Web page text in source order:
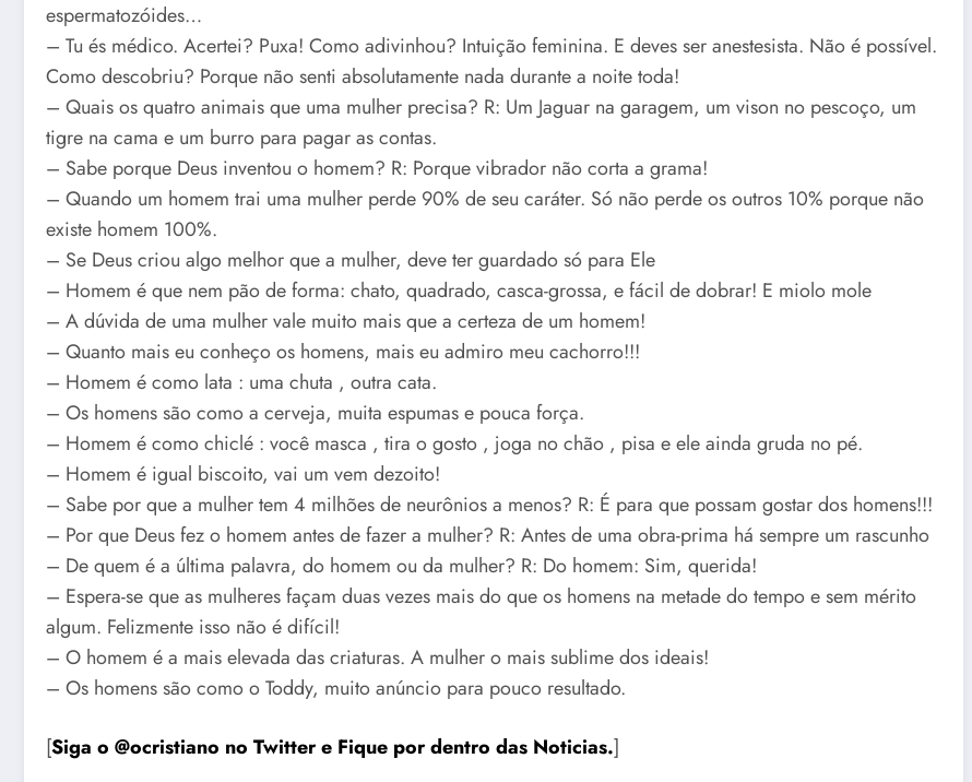
espermatozóides…
– Tu és médico. Acertei? Puxa! Como adivinhou? Intuição feminina. E deves ser anestesista. Não é possível.
Como descobriu? Porque não senti absolutamente nada durante a noite toda!
– Quais os quatro animais que uma mulher precisa? R: Um Jaguar na garagem, um vison no pescoço, um
tigre na cama e um burro para pagar as contas.
– Sabe porque Deus inventou o homem? R: Porque vibrador não corta a grama!
– Quando um homem trai uma mulher perde 90% de seu caráter. Só não perde os outros 10% porque não
existe homem 100%.
– Se Deus criou algo melhor que a mulher, deve ter guardado só para Ele
– Homem é que nem pão de forma: chato, quadrado, casca-grossa, e fácil de dobrar! E miolo mole
– A dúvida de uma mulher vale muito mais que a certeza de um homem!
– Quanto mais eu conheço os homens, mais eu admiro meu cachorro!!!
– Homem é como lata : uma chuta , outra cata.
– Os homens são como a cerveja, muita espumas e pouca força.
– Homem é como chiclé : você masca , tira o gosto , joga no chão , pisa e ele ainda gruda no pé.
– Homem é igual biscoito, vai um vem dezoito!
– Sabe por que a mulher tem 4 milhões de neurônios a menos? R: É para que possam gostar dos homens!!!
– Por que Deus fez o homem antes de fazer a mulher? R: Antes de uma obra-prima há sempre um rascunho
– De quem é a última palavra, do homem ou da mulher? R: Do homem: Sim, querida!
– Espera-se que as mulheres façam duas vezes mais do que os homens na metade do tempo e sem mérito
algum. Felizmente isso não é difícil!
– O homem é a mais elevada das criaturas. A mulher o mais sublime dos ideais!
– Os homens são como o Toddy, muito anúncio para pouco resultado.
[Siga o @ocristiano no Twitter e Fique por dentro das Noticias.]